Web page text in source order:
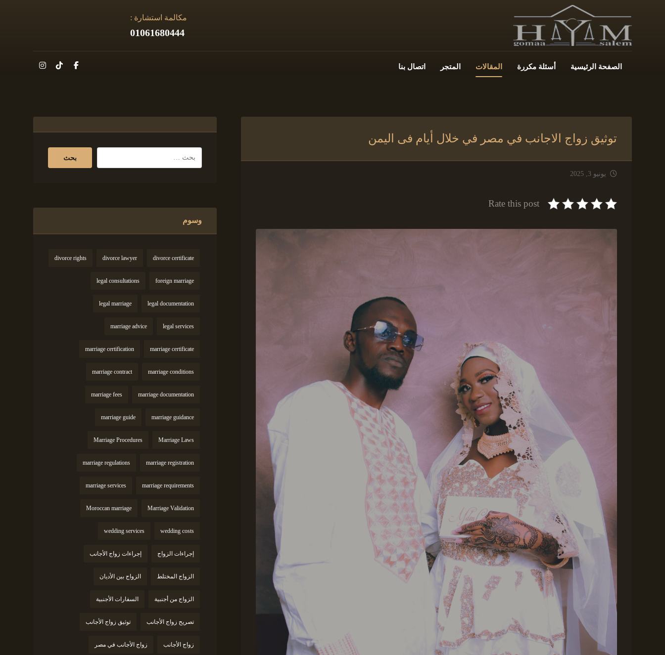
مكالمة استشارة :
01061680444
الصفحة الرئيسية أسئلة مكررة المقالات المتجر اتصال بنا
توثيق زواج الاجانب في مصر في خلال أيام فى اليمن
يونيو 3, 2025
Rate this post
وسوم
divorce certificate
divorce lawyer
divorce rights
foreign marriage
legal consultations
legal documentation
legal marriage
legal services
marriage advice
marriage certificate
marriage certification
marriage conditions
marriage contract
marriage documentation
marriage fees
marriage guidance
marriage guide
Marriage Laws
Marriage Procedures
marriage registration
marriage regulations
marriage requirements
marriage services
Marriage Validation
Moroccan marriage
wedding costs
wedding services
إجراءات الزواج إجراءات زواج الأجانب
الزواج المختلط الزواج بين الأديان
الزواج من أجنبية السفارات الأجنبية
تصريح زواج الأجانب توثيق زواج الأجانب
زواج الأجانب زواج الأجانب في مصر